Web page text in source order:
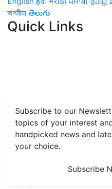
অসমীয়া తెలుగు
Quick Links
Subscribe to our
topics of your interest
handpicked news and
your choice.
Subscribe